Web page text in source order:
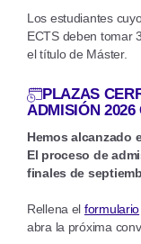
Los estudiantes
ECTS deben tomar
el título de Máster.
PLAZAS
ADMISIÓN 2026
Hemos alcanzado
El proceso de
finales de
Rellena el formulario
abra la próxima